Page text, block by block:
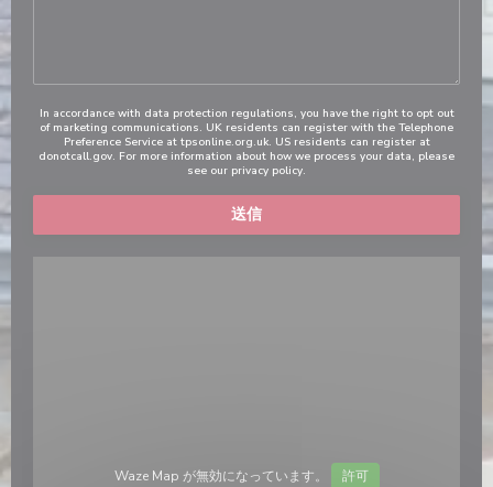
In accordance with data protection regulations, you have the right to opt out
of marketing communications. UK residents can register with the Telephone
Preference Service at tpsonline.org.uk. US residents can register at
donotcall.gov. For more information about how we process your data, please
see our privacy policy.
Waze Map が無効になっています。 許可